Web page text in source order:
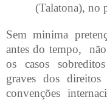
(Talatona), no
Sem minima
antes do tempo,
os casos
graves dos
convenções